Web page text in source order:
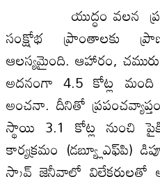
యుద్ధం వలన
సంక్షోభ ప్రాంతాలకు
ఆలస్యమైంది. ఆహారం,
అదనంగా 4.5 కోట్ల మంది
అంచనా. దీనితో
స్థాయి 3.1 కోట్ల నుంచి
కార్యక్రమం (డబ్య్లూఎఫ్‌పి)
స్కావ్ జెనీవాలో విలేకరులతో